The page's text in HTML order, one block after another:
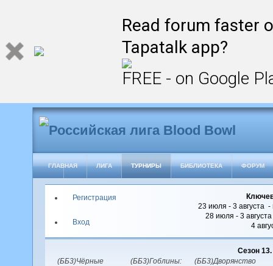
Read forum faster
Tapatalk app?
FREE - on Google
ГЛАВНАЯ ЛИГА ТУРНИРЫ БИБЛИОТЕКА ФОРУМ
Регистрация
Вход
23 июля - 3 августа -
28 июля - 3
4
Сезон 13.
(ББ3)Чёрные
(ББ3)Гоблины:
(ББ3)Дворянство